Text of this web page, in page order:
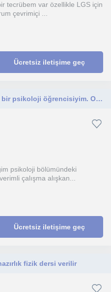
tecrübem var özellikle LGS için
çevrimiçi ...
Ücretsiz iletişime geç
YKS’de 28bin sıralama yapmış bir psikoloji öğrencisiyim. Ortaokul ve lise öğrencilerine matematik özel ders vermeyi hedefliyorum.
psikoloji bölümündeki
çalışma alışkan...
Ücretsiz iletişime geç
fizik dersi verilir